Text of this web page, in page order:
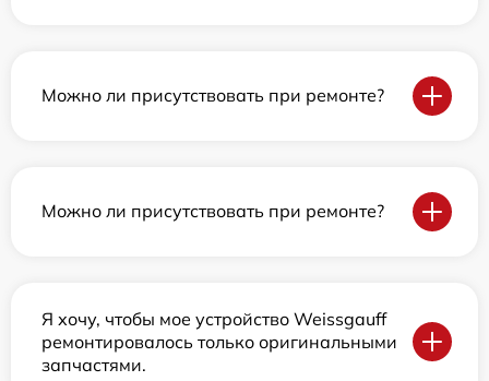
Можно ли присутствовать при ремонте?
Можно ли присутствовать при ремонте?
Я хочу, чтобы мое устройство Weissgauff
ремонтировалось только оригинальными
запчастями.